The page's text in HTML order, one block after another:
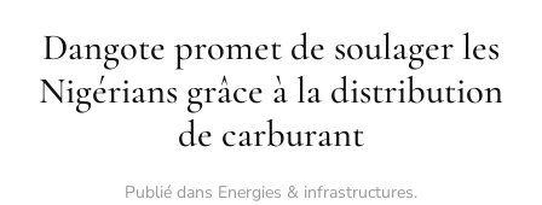
Dangote promet de soulager les
Nigérians grâce à la distribution
de carburant
Publié dans Energies & infrastructures.